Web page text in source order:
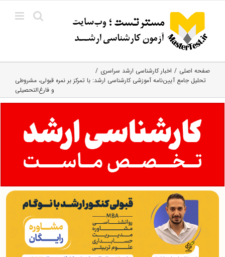
content
صفحه اصلی
اخبار کارشناسی ارشد سراسری
تحلیل جامع آیین‌نامه آموزشی کارشناسی ارشد: با تمرکز بر نمره قبولی، مشروطی
و فارغ‌التحصیلی